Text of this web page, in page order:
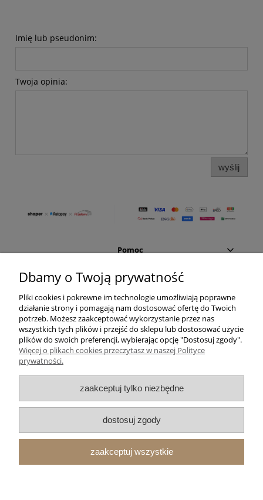
Imię lub pseudonim:
Twoja opinia:
wyślij
Pomoc
Moje konto
Płatności i dostawa
Informacje
Vincent Garage
98-400 Wieruszów
woj. łódzkie
608 470 568
shop@vincentgarage.pl
Dbamy o Twoją prywatność
Pliki cookies i pokrewne im technologie umożliwiają poprawne
działanie strony i pomagają nam dostosować ofertę do Twoich
potrzeb. Możesz zaakceptować wykorzystanie przez nas
wszystkich tych plików i przejść do sklepu lub dostosować użycie
plików do swoich preferencji, wybierając opcję "Dostosuj zgody".
Więcej o plikach cookies przeczytasz w naszej Polityce
prywatności.
zaakceptuj tylko niezbędne
dostosuj zgody
zaakceptuj wszystkie